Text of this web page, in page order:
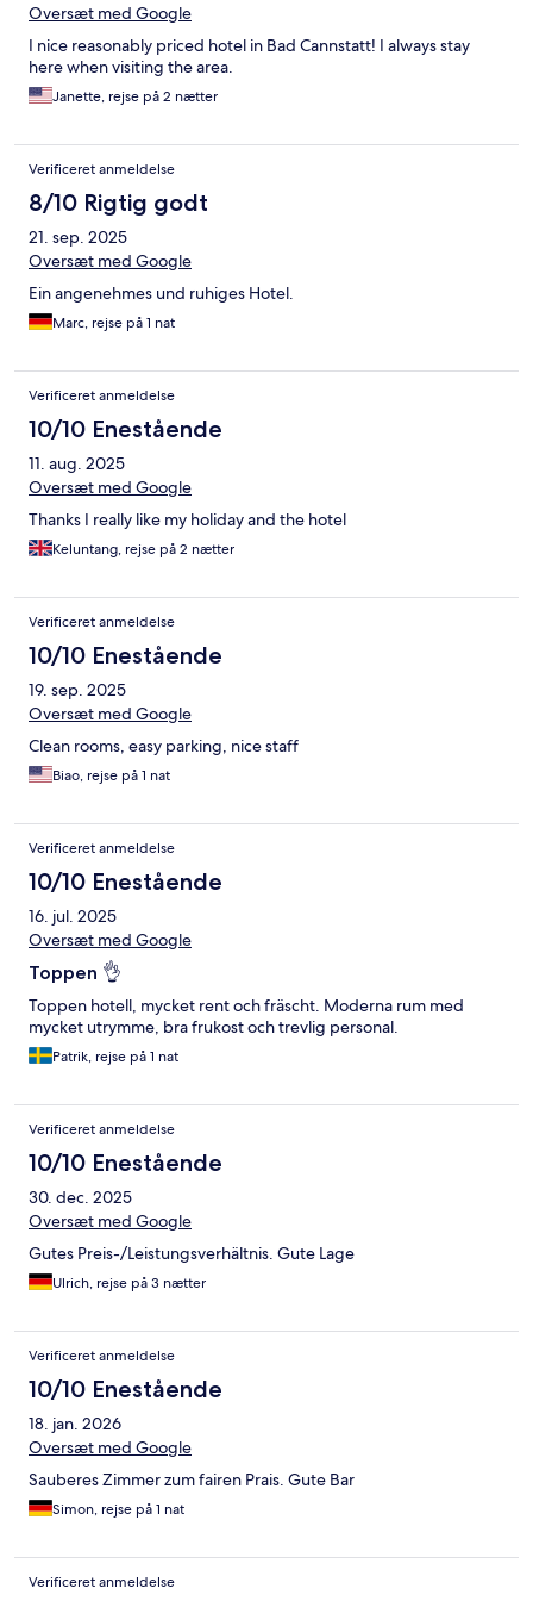
Oversæt med Google
I nice reasonably priced hotel in Bad Cannstatt! I always stay
here when visiting the area.
Janette, rejse på 2 nætter
Verificeret anmeldelse
8/10 Rigtig godt
21. sep. 2025
Oversæt med Google
Ein angenehmes und ruhiges Hotel.
Marc, rejse på 1 nat
Verificeret anmeldelse
10/10 Enestående
11. aug. 2025
Oversæt med Google
Thanks I really like my holiday and the hotel
Keluntang, rejse på 2 nætter
Verificeret anmeldelse
10/10 Enestående
19. sep. 2025
Oversæt med Google
Clean rooms, easy parking, nice staff
Biao, rejse på 1 nat
Verificeret anmeldelse
10/10 Enestående
16. jul. 2025
Oversæt med Google
Toppen 👌
Toppen hotell, mycket rent och fräscht. Moderna rum med
mycket utrymme, bra frukost och trevlig personal.
Patrik, rejse på 1 nat
Verificeret anmeldelse
10/10 Enestående
30. dec. 2025
Oversæt med Google
Gutes Preis-/Leistungsverhältnis. Gute Lage
Ulrich, rejse på 3 nætter
Verificeret anmeldelse
10/10 Enestående
18. jan. 2026
Oversæt med Google
Sauberes Zimmer zum fairen Prais. Gute Bar
Simon, rejse på 1 nat
Verificeret anmeldelse